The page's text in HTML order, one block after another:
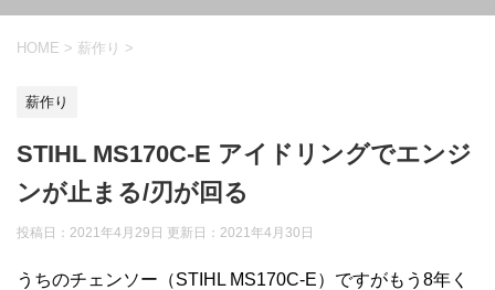
HOME > 薪作り >
薪作り
STIHL MS170C-E アイドリングでエンジ
ンが止まる/刃が回る
投稿日：2021年4月29日 更新日： 2021年4月30日
うちのチェンソー（STIHL MS170C-E）ですがもう8年く